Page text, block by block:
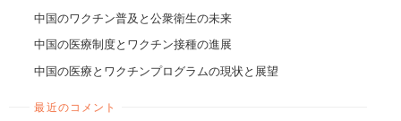
中国のワクチン普及と公衆衛生の未来
中国の医療制度とワクチン接種の進展
中国の医療とワクチンプログラムの現状と展望
最近のコメント